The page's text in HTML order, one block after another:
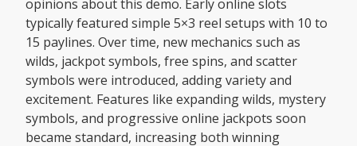
opinions about this demo. Early online slots
typically featured simple 5×3 reel setups with 10 to
15 paylines. Over time, new mechanics such as
wilds, jackpot symbols, free spins, and scatter
symbols were introduced, adding variety and
excitement. Features like expanding wilds, mystery
symbols, and progressive online jackpots soon
became standard, increasing both winning